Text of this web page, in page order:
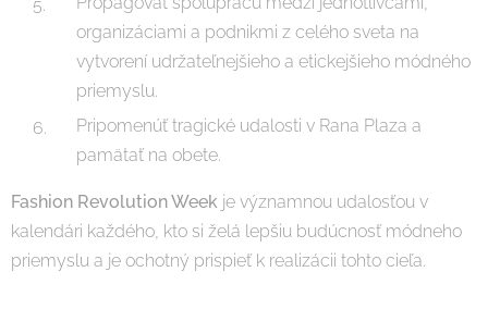
organizáciami a podnikmi z celého sveta na
vytvorení udržateľnejšieho a etickejšieho módného
priemyslu.
Pripomenúť tragické udalosti v Rana Plaza a
pamätať na obete.
Fashion Revolution Week je významnou udalosťou v
kalendári každého, kto si želá lepšiu budúcnosť módneho
priemyslu a je ochotný prispieť k realizácii tohto cieľa.